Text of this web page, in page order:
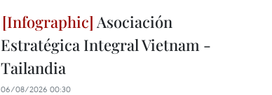
Asociación
Estratégica Integral Vietnam -
Tailandia
06/08/2026 00:30